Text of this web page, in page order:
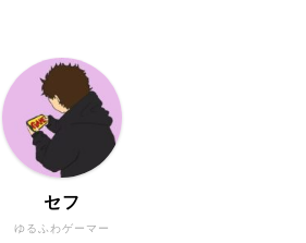
ゆるふわゲーマー
セフ